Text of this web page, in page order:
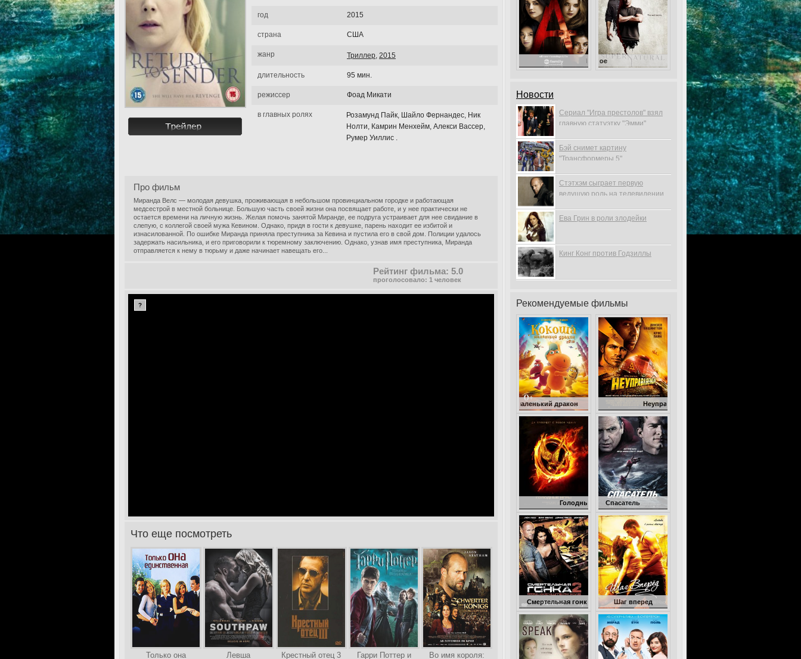
год 2015
страна США
жанр Триллер, 2015
длительность 95 мин.
режиссер Фоад Микати
в главных ролях
Розамунд Пайк, Шайло Фернандес, Ник
Нолти, Камрин Менхейм, Алекси Вассер,
Румер Уиллис .
Про фильм
Миранда Велс — молодая девушка, проживающая в небольшом провинциальном городке и работающая
медсестрой в местной больнице. Большую часть своей жизни она посвящает работе, и у нее практически не
остается времени на личную жизнь. Желая помочь занятой Миранде, ее подруга устраивает для нее свидание в
слепую, с коллегой своей мужа Кевином. Однако, придя в гости к девушке, парень находит ее избитой и
изнасилованной. По ошибке Миранда приняла преступника за Кевина и пустила его в свой дом. Полиции удалось
задержать насильника, и его приговорили к тюремному заключению. Однако, узнав имя преступника, Миранда
отправляется к нему в тюрьму и даже начинает навещать его...
Рейтинг фильма: 5.0
проголосовало: 1 человек
?
>Что еще посмотреть
Только она Левша Крестный отец 3 Гарри Поттер и Во имя короля:
Милые обманщицы Сверхъестественное
Новости
Сериал "Игра престолов" взял
главную статуэтку "Эмми".
Бэй снимет картину
"Трансформеры 5"
Стэтхэм сыграет первую
ведущую роль на телевидении
Ева Грин в роли злодейки
Кинг Конг против Годзиллы
Рекомендуемые фильмы
Кокоша – маленький дракон Неуправляемый
Голодные игры
Смертельная гонка 2: Франкенштейн жив
Шаг вперед